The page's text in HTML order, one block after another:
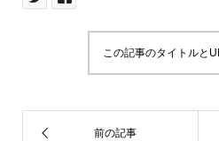
この記事のタイトルと